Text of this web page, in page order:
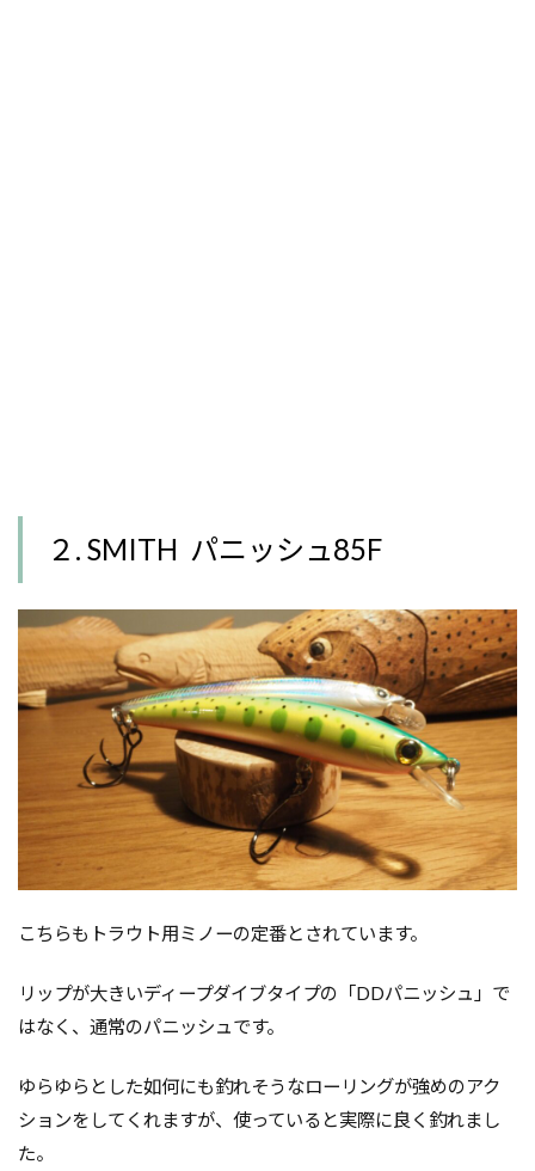
２. SMITH パニッシュ85F
こちらもトラウト用ミノーの定番とされています。
リップが大きいディープダイブタイプの「DDパニッシュ」で
はなく、通常のパニッシュです。
ゆらゆらとした如何にも釣れそうなローリングが強めのアク
ションをしてくれますが、使っていると実際に良く釣れまし
た。